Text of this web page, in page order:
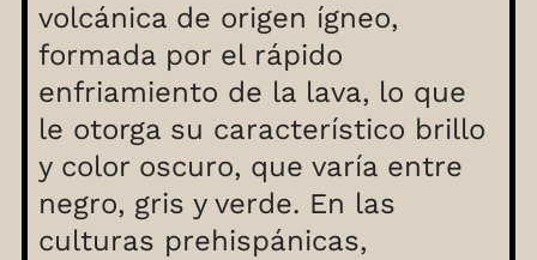
volcánica de origen ígneo,
formada por el rápido
enfriamiento de la lava, lo que
le otorga su característico brillo
y color oscuro, que varía entre
negro, gris y verde. En las
culturas prehispánicas,